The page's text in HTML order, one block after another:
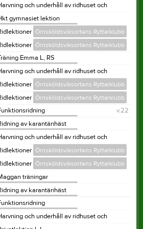
och underhåll av ridhuset och
sommartid
Ryttarklubb
gymnasiet lektion
Ryttarklubb
Örnsköldsviksortens Ryttarklubb
Örnsköldsviksortens Ryttarklubb
Emma L, RS
Ryttarklubb
och underhåll av ridhuset och
sommartid
Ryttarklubb
Örnsköldsviksortens Ryttarklubb
Örnsköldsviksortens Ryttarklubb
v.22
Ryttarklubb
av karantänhäst
Ryttarklubb
och underhåll av ridhuset och
sommartid
Ryttarklubb
Örnsköldsviksortens Ryttarklubb
Örnsköldsviksortens Ryttarklubb
träningar
Ryttarklubb
av karantänhäst
Ryttarklubb
Ryttarklubb
och underhåll av ridhuset och
sommartid